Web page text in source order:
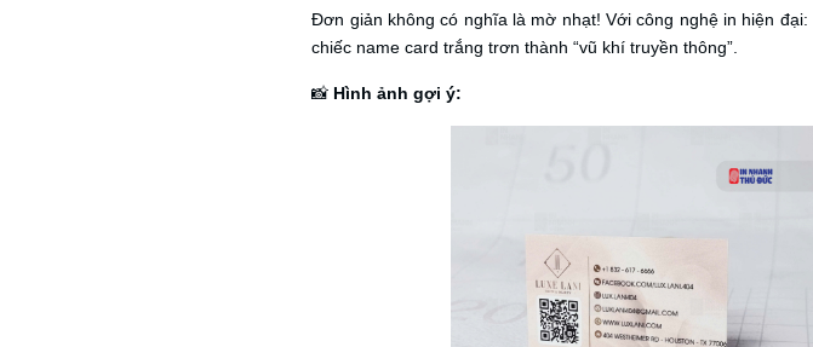
Đơn giản không có nghĩa là mờ nhạt! Với công nghệ in hiện đại:
chiếc name card trắng trơn thành “vũ khí truyền thông”.
📸 Hình ảnh gợi ý: